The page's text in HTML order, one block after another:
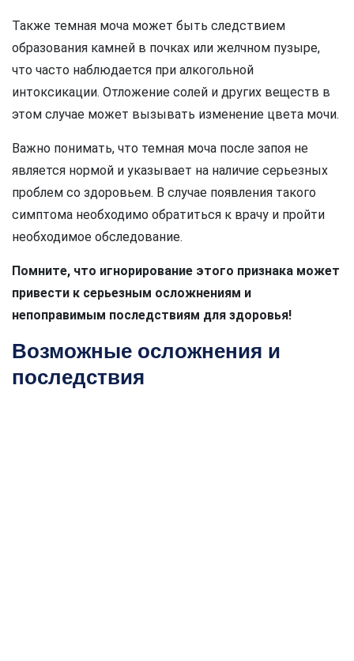
Также темная моча может быть следствием
образования камней в почках или желчном пузыре,
что часто наблюдается при алкогольной
интоксикации. Отложение солей и других веществ в
этом случае может вызывать изменение цвета мочи.
Важно понимать, что темная моча после запоя не
является нормой и указывает на наличие серьезных
проблем со здоровьем. В случае появления такого
симптома необходимо обратиться к врачу и пройти
необходимое обследование.
Помните, что игнорирование этого признака может
привести к серьезным осложнениям и
непоправимым последствиям для здоровья!
Возможные осложнения и
последствия